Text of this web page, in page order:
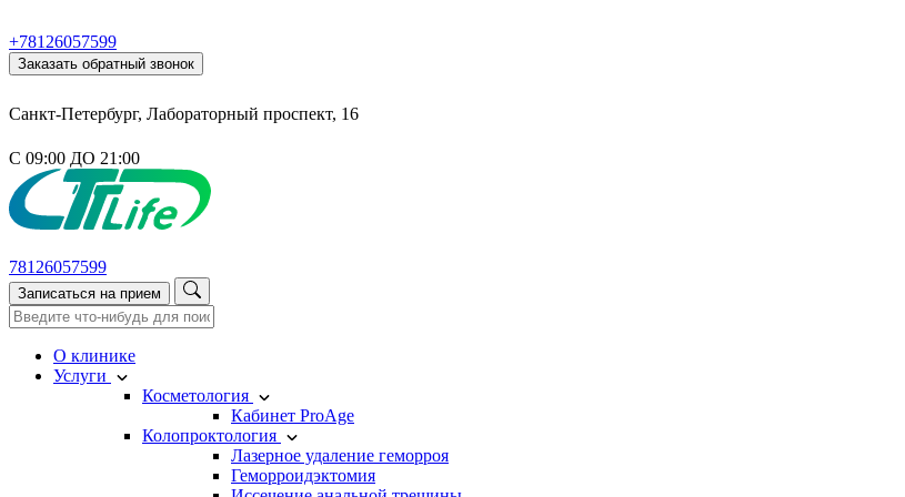
+78126057599
Заказать обратный звонок
Санкт-Петербург, Лабораторный проспект, 16
С 09:00 ДО 21:00
78126057599
Записаться на прием
О клинике
Услуги
Косметология
Кабинет ProAge
Колопроктология
Лазерное удаление геморроя
Геморроидэктомия